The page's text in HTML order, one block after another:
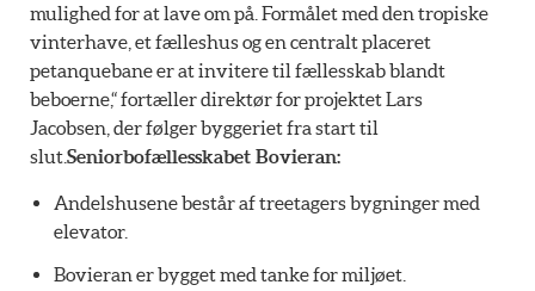
mulighed for at lave om på. Formålet med den tropiske
vinterhave, et fælleshus og en centralt placeret
petanquebane er at invitere til fællesskab blandt
beboerne,“ fortæller direktør for projektet Lars
Jacobsen, der følger byggeriet fra start til
slut.Seniorbofællesskabet Bovieran:
Andelshusene består af treetagers bygninger med
elevator.
Bovieran er bygget med tanke for miljøet.